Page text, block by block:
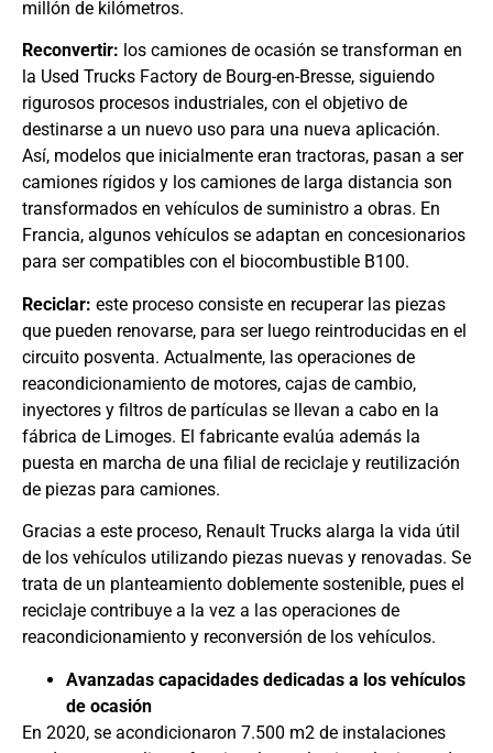
millón de kilómetros.
Reconvertir: los camiones de ocasión se transforman en
la Used Trucks Factory de Bourg-en-Bresse, siguiendo
rigurosos procesos industriales, con el objetivo de
destinarse a un nuevo uso para una nueva aplicación.
Así, modelos que inicialmente eran tractoras, pasan a ser
camiones rígidos y los camiones de larga distancia son
transformados en vehículos de suministro a obras. En
Francia, algunos vehículos se adaptan en concesionarios
para ser compatibles con el biocombustible B100.
Reciclar: este proceso consiste en recuperar las piezas
que pueden renovarse, para ser luego reintroducidas en el
circuito posventa. Actualmente, las operaciones de
reacondicionamiento de motores, cajas de cambio,
inyectores y filtros de partículas se llevan a cabo en la
fábrica de Limoges. El fabricante evalúa además la
puesta en marcha de una filial de reciclaje y reutilización
de piezas para camiones.
Gracias a este proceso, Renault Trucks alarga la vida útil
de los vehículos utilizando piezas nuevas y renovadas. Se
trata de un planteamiento doblemente sostenible, pues el
reciclaje contribuye a la vez a las operaciones de
reacondicionamiento y reconversión de los vehículos.
Avanzadas capacidades dedicadas a los vehículos
de ocasión
En 2020, se acondicionaron 7.500 m2 de instalaciones